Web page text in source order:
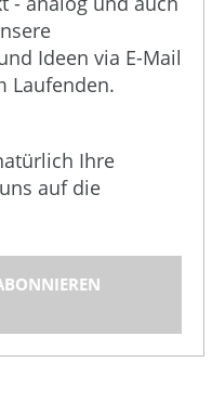
Ideen via E-Mail
Laufenden.
Ihre
auf die